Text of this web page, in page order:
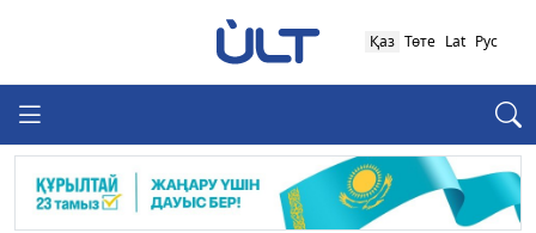
Қаз Төте Lat Рус